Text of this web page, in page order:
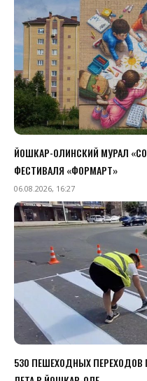
ЙОШКАР-ОЛИНСКИЙ МУРАЛ
ФЕСТИВАЛЯ «ФОРМАРТ»
06.08.2026, 16:27
530 ПЕШЕХОДНЫХ